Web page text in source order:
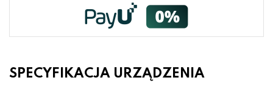
SPECYFIKACJA URZĄDZENIA